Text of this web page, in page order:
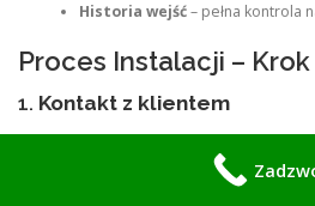
Historia wejść– pełna kontrola
Proces Instalacji –
1. Kontakt z klientem
konsultant zbiera podstawowe